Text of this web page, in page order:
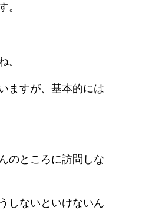
。
。
ますが、基本的には
のところに訪問しな
しないといけないん